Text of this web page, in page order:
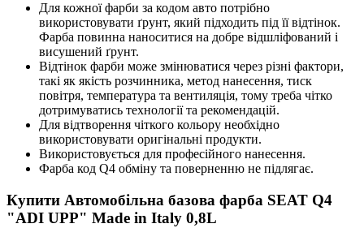
Для кожної фарби за кодом авто потрібно
використовувати ґрунт, який підходить під її відтінок.
Фарба повинна наноситися на добре відшліфований і
висушений ґрунт.
Відтінок фарби може змінюватися через різні фактори,
такі як якість розчинника, метод нанесення, тиск
повітря, температура та вентиляція, тому треба чітко
дотримуватись технології та рекомендацій.
Для відтворення чіткого кольору необхідно
використовувати оригінальні продукти.
Використовується для професійного нанесення.
Фарба код Q4 обміну та поверненню не підлягає.
Купити Автомобільна базова фарба SEAT Q4
"ADI UPP" Made in Italy 0,8L